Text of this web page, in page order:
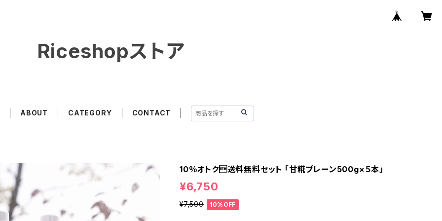
Riceshopストア
ABOUT CATEGORY CONTACT
10％オトク送料無料セット 「甘糀プレーン500g×５本」
¥6,750
¥7,500 10%OFF